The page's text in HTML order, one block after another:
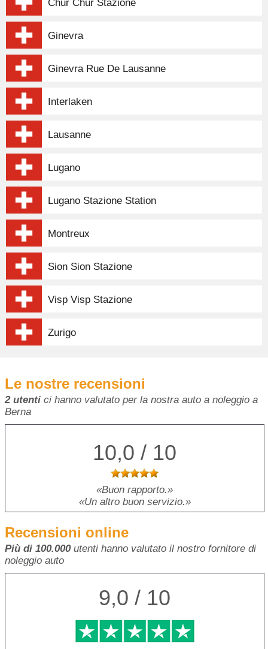
Chur Chur Stazione
Ginevra
Ginevra Rue De Lausanne
Interlaken
Lausanne
Lugano
Lugano Stazione Station
Montreux
Sion Sion Stazione
Visp Visp Stazione
Zurigo
Le nostre recensioni
2 utenti ci hanno valutato per la nostra auto a noleggio a
Berna
10,0 / 10
Buon rapporto.
Un altro buon servizio.
Recensioni online
Più di 100.000utenti hanno valutato il nostro fornitore di
noleggio auto
9,0 / 10